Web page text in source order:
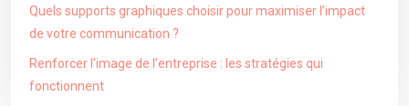
Quels supports graphiques choisir pour maximiser l’impact
de votre communication ?
Renforcer l’image de l’entreprise : les stratégies qui
fonctionnent